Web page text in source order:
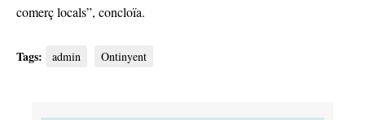
comerç locals”, concloïa.
Tags: admin Ontinyent